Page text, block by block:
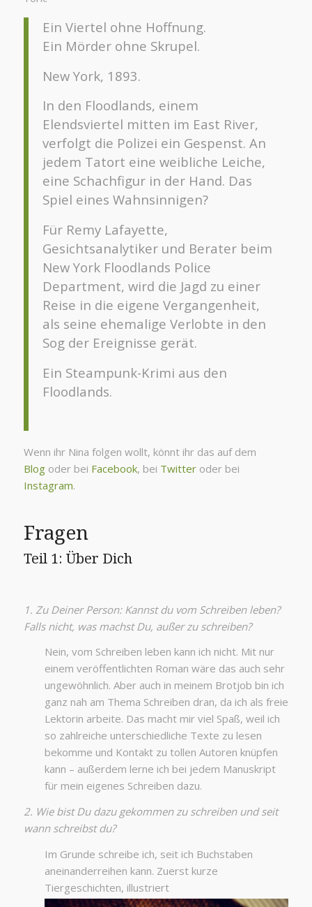
Ein Viertel ohne Hoffnung.
Ein Mörder ohne Skrupel.
New York, 1893.
In den Floodlands, einem
Elendsviertel mitten im East River,
verfolgt die Polizei ein Gespenst. An
jedem Tatort eine weibliche Leiche,
eine Schachfigur in der Hand. Das
Spiel eines Wahnsinnigen?
Für Remy Lafayette,
Gesichtsanalytiker und Berater beim
New York Floodlands Police
Department, wird die Jagd zu einer
Reise in die eigene Vergangenheit,
als seine ehemalige Verlobte in den
Sog der Ereignisse gerät.
Ein Steampunk-Krimi aus den
Floodlands.
Wenn ihr Nina folgen wollt, könnt ihr das auf dem
Blogoder bei Facebook, bei Twitteroder bei
Instagram.
Fragen
Teil 1: Über Dich
1. Zu Deiner Person: Kannst du vom Schreiben leben?
Falls nicht, was machst Du, außer zu schreiben?
Nein, vom Schreiben leben kann ich nicht. Mit nur
einem veröffentlichten Roman wäre das auch sehr
ungewöhnlich. Aber auch in meinem Brotjob bin ich
ganz nah am Thema Schreiben dran, da ich als freie
Lektorin arbeite. Das macht mir viel Spaß, weil ich
so zahlreiche unterschiedliche Texte zu lesen
bekomme und Kontakt zu tollen Autoren knüpfen
kann – außerdem lerne ich bei jedem Manuskript
für mein eigenes Schreiben dazu.
2. Wie bist Du dazu gekommen zu schreiben und seit
wann schreibst du?
Im Grunde schreibe ich, seit ich Buchstaben
aneinanderreihen kann. Zuerst kurze
Tiergeschichten, illustriert